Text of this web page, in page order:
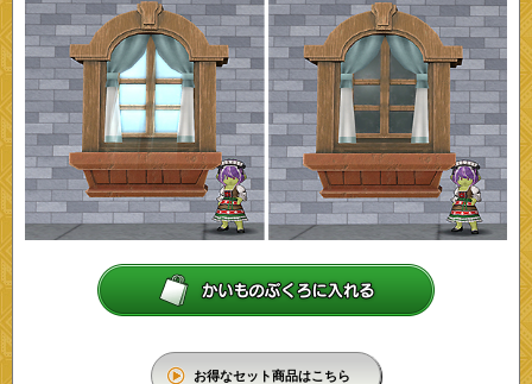
お得なセット商品はこちら